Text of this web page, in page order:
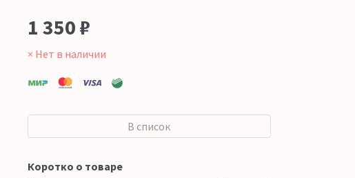
1 350 ₽
× Нет в наличии
В список
Коротко о товаре